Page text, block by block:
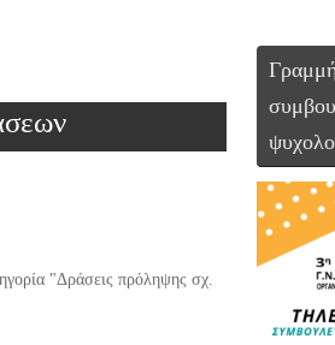
1ο
"Δράσεις πρόληψης σχ.